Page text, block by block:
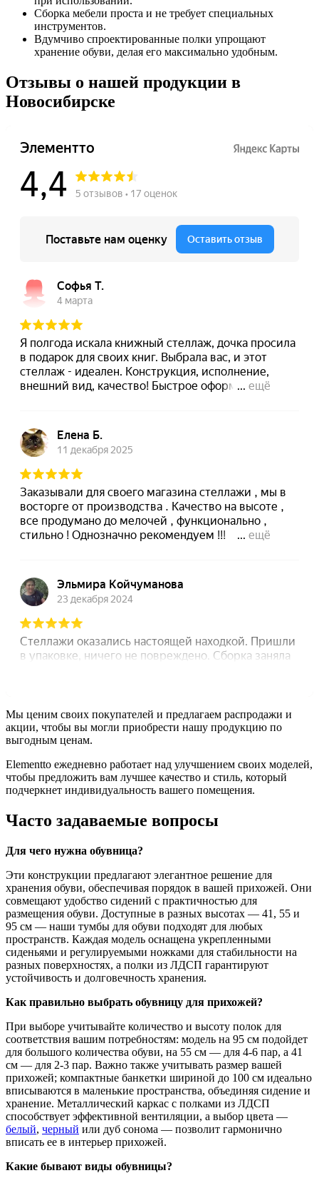
Сборка мебели проста и не требует специальных
инструментов.
Вдумчиво спроектированные полки упрощают
хранение обуви, делая его максимально удобным.
Отзывы о нашей продукции в
Новосибирске
Мы ценим своих покупателей и предлагаем распродажи и
акции, чтобы вы могли приобрести нашу продукцию по
выгодным ценам.
Elementto ежедневно работает над улучшением своих моделей,
чтобы предложить вам лучшее качество и стиль, который
подчеркнет индивидуальность вашего помещения.
Часто задаваемые вопросы
Для чего нужна обувница?
Эти конструкции предлагают элегантное решение для
хранения обуви, обеспечивая порядок в вашей прихожей. Они
совмещают удобство сидений с практичностью для
размещения обуви. Доступные в разных высотах — 41, 55 и
95 см — наши тумбы для обуви подходят для любых
пространств. Каждая модель оснащена укрепленными
сиденьями и регулируемыми ножками для стабильности на
разных поверхностях, а полки из ЛДСП гарантируют
устойчивость и долговечность хранения.
Как правильно выбрать обувницу для прихожей?
При выборе учитывайте количество и высоту полок для
соответствия вашим потребностям: модель на 95 см подойдет
для большого количества обуви, на 55 см — для 4-6 пар, а 41
см — для 2-3 пар. Важно также учитывать размер вашей
прихожей; компактные банкетки шириной до 100 см идеально
вписываются в маленькие пространства, объединяя сидение и
хранение. Металлический каркас с полками из ЛДСП
способствует эффективной вентиляции, а выбор цвета —
белый, черный или дуб сонома — позволит гармонично
вписать ее в интерьер прихожей.
Какие бывают виды обувницы?